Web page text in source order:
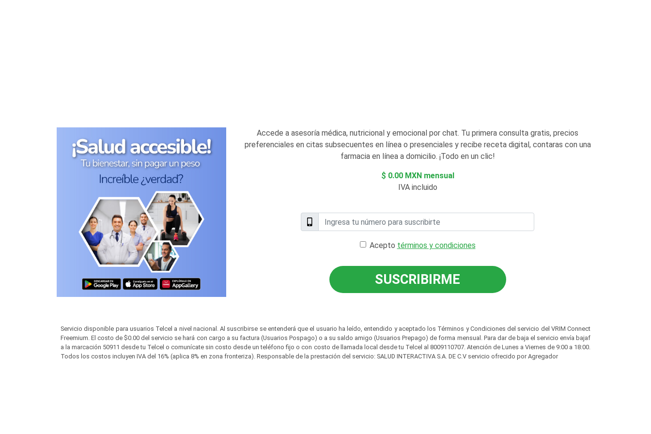
Accede a asesoría médica, nutricional y emocional por chat. Tu primera consulta gratis, precios
preferenciales en citas subsecuentes en línea o presenciales y recibe receta digital, contaras con una
farmacia en línea a domicilio. ¡Todo en un clic!
$ 0.00 MXN mensual
IVA incluido
Acepto términos y condiciones
SUSCRIBIRME
Servicio disponible para usuarios Telcel a nivel nacional. Al suscribirse se entenderá que el usuario ha leído, entendido y aceptado los Términos y Condiciones del servicio del VRIM Connect
Freemium. El costo de $0.00 del servicio se hará con cargo a su factura (Usuarios Pospago) o a su saldo amigo (Usuarios Prepago) de forma mensual. Para dar de baja el servicio envía bajaf
a la marcación 50911 desde tu Telcel o comunícate sin costo desde un teléfono fijo o con costo de llamada local desde tu Telcel al 8009110707. Atención de Lunes a Viernes de 9:00 a 18:00.
Todos los costos incluyen IVA del 16% (aplica 8% en zona fronteriza). Responsable de la prestación del servicio: SALUD INTERACTIVA S.A. DE C.V servicio ofrecido por Agregador